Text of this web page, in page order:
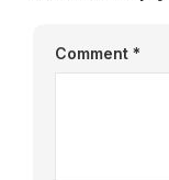
Comment *